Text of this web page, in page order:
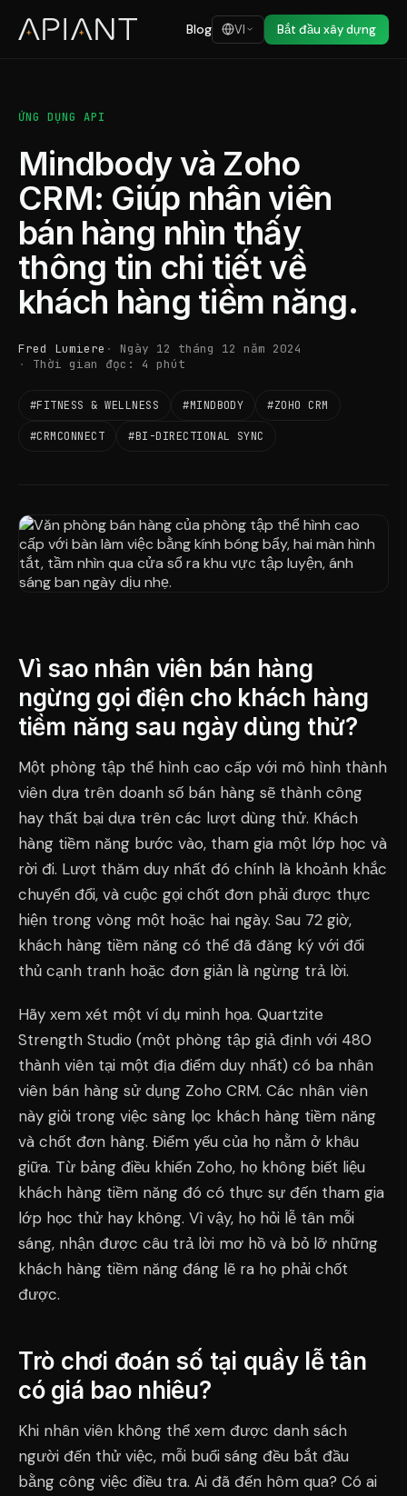
Blog VI Bắt đầu xây dựng
ỨNG DỤNG API
Mindbody và Zoho
CRM: Giúp nhân viên
bán hàng nhìn thấy
thông tin chi tiết về
khách hàng tiềm năng.
Fred Lumiere
Ngày 12 tháng 12 năm 2024
Thời gian đọc: 4 phút
#FITNESS & WELLNESS #MINDBODY #ZOHO CRM
#CRMCONNECT #BI-DIRECTIONAL SYNC
Vì sao nhân viên bán hàng
ngừng gọi điện cho khách hàng
tiềm năng sau ngày dùng thử?
Một phòng tập thể hình cao cấp với mô hình thành
viên dựa trên doanh số bán hàng sẽ thành công
hay thất bại dựa trên các lượt dùng thử. Khách
hàng tiềm năng bước vào, tham gia một lớp học và
rời đi. Lượt thăm duy nhất đó chính là khoảnh khắc
chuyển đổi, và cuộc gọi chốt đơn phải được thực
hiện trong vòng một hoặc hai ngày. Sau 72 giờ,
khách hàng tiềm năng có thể đã đăng ký với đối
thủ cạnh tranh hoặc đơn giản là ngừng trả lời.
Hãy xem xét một ví dụ minh họa. Quartzite
Strength Studio (một phòng tập giả định với 480
thành viên tại một địa điểm duy nhất) có ba nhân
viên bán hàng sử dụng Zoho CRM. Các nhân viên
này giỏi trong việc sàng lọc khách hàng tiềm năng
và chốt đơn hàng. Điểm yếu của họ nằm ở khâu
giữa. Từ bảng điều khiển Zoho, họ không biết liệu
khách hàng tiềm năng đó có thực sự đến tham gia
lớp học thử hay không. Vì vậy, họ hỏi lễ tân mỗi
sáng, nhận được câu trả lời mơ hồ và bỏ lỡ những
khách hàng tiềm năng đáng lẽ ra họ phải chốt
được.
Trò chơi đoán số tại quầy lễ tân
có giá bao nhiêu?
Khi nhân viên không thể xem được danh sách
người đến thử việc, mỗi buổi sáng đều bắt đầu
bằng công việc điều tra. Ai đã đến hôm qua? Có ai